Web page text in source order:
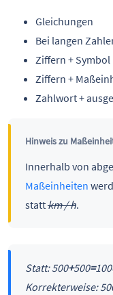
Gleichungen
Bei langen
Ziffern + Symbol
Ziffern +
Zahlwort +
Hinweis zu
Innerhalb von
Maßeinheiten
stattkm / h.
Statt: 500+500=
Korrekterweise: